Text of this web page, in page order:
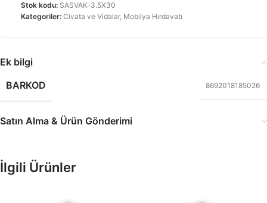
Stok kodu: SASVAK-3.5X30
Kategoriler: Civata ve Vidalar, Mobilya Hırdavatı
Ek bilgi
BARKOD
8692018185026
Satın Alma & Ürün Gönderimi
İlgili Ürünler